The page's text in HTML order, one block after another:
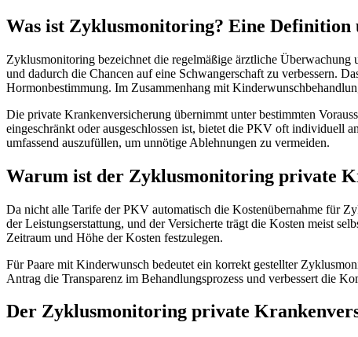
Was ist Zyklusmonitoring? Eine Definition
Zyklusmonitoring bezeichnet die regelmäßige ärztliche
und dadurch die Chancen auf eine Schwangerschaft zu verbessern.
Hormonbestimmung. Im Zusammenhang mit
Die private Krankenversicherung übernimmt unter bestimmten
eingeschränkt oder ausgeschlossen ist, bietet die PKV oft individuell
umfassend auszufüllen, um unnötige Ablehnungen zu vermeiden.
Warum ist der Zyklusmonitoring private
Da nicht alle Tarife der PKV automatisch die Kostenübernahme für
der Leistungserstattung, und der Versicherte trägt die Kosten meist
Zeitraum und Höhe der Kosten festzulegen.
Für Paare mit Kinderwunsch bedeutet ein korrekt gestellter
Antrag die Transparenz im Behandlungsprozess und verbessert die
Der Zyklusmonitoring private